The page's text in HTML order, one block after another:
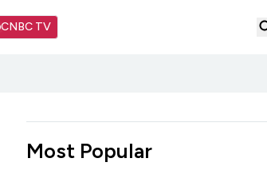
CNBC TV
Most Popular